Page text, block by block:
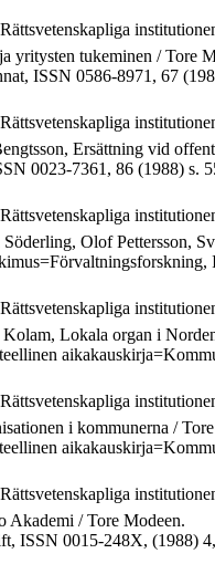
yritysten tukeminen / Tore
ISSN 0586-8971, 67
Ersättning vid
0023-7361, 86 (1988) s.
Olof Pettersson,
Lokala organ i
i kommunerna /
Akademi / Tore Modeen.
ISSN 0015-248X, (1988)